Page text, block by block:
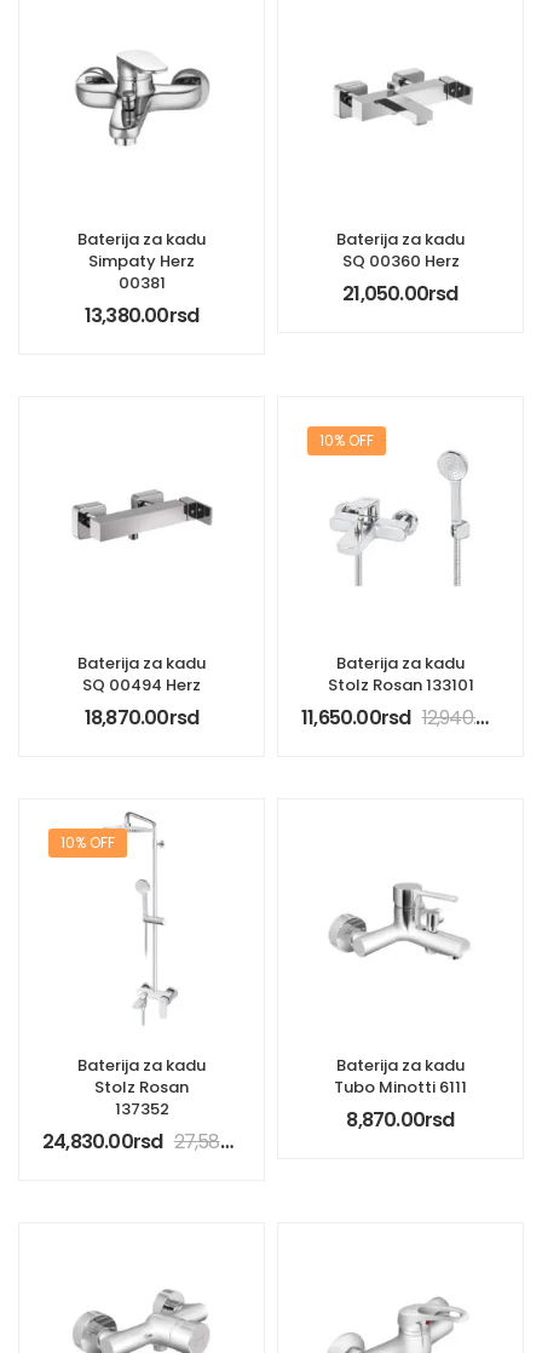
Baterija za kadu
Simpaty Herz
00381
13,380.00rsd
Baterija za kadu
SQ 00360 Herz
21,050.00rsd
Baterija za kadu
SQ 00494 Herz
18,870.00rsd
10% OFF
Baterija za kadu
Stolz Rosan 133101
11,650.00rsd 12,940.00
10% OFF
Baterija za kadu
Stolz Rosan
137352
24,830.00rsd 27,580.00
Baterija za kadu
Tubo Minotti 6111
8,870.00rsd